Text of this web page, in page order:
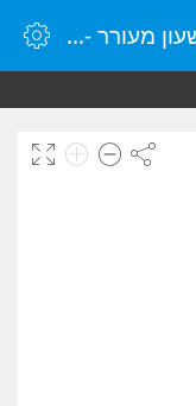
קבע השכמה 06:34 בבוקר - שעון מעורר - שעון מעורר מקוון - שעון מעורר במחשב